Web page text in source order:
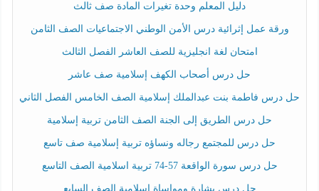
دليل المعلم وحدة تغيرات المادة صف ثالث
ورقة عمل إثرائية درس الأمن الوطني الاجتماعيات الصف الثامن
امتحان لغة انجليزية للصف العاشر الفصل الثالث
حل درس أصحاب الكهف إسلامية صف عاشر
حل درس فاطمة بنت عبدالملك إسلامية الصف الخامس الفصل الثاني
حل درس الطريق إلى الجنة الصف الثامن تربية إسلامية
حل درس للمجتمع رجاله ونساؤه تربية إسلامية صف تاسع
حل درس سورة الواقعة 57-74 تربية اسلامية الصف التاسع
حل درس بشارة ومواساة إسلامية الصف السابع